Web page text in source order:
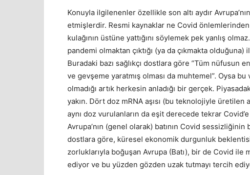
Konuyla ilgilenenler özellikle son altı aydır
etmişlerdir. Resmi kaynaklar ne Covid önlemlerinden
kulağının üstüne yattığını söylemek pek yanlış
pandemi olmaktan çıktığı (ya da çıkmakta olduğuna)
Buradaki bazı sağlıkçı dostlara göre “Tüm nüfusun
ve gevşeme yaratmış olması da muhtemel”. Oysa
olmadığı artık herkesin anladığı bir gerçek.
yakın. Dört doz mRNA aşısı (bu teknolojiyle üretilen
aynı doz vurulanların da eşit derecede tekrar
Avrupa’nın (genel olarak) batının Covid
dostlara göre, küresel ekonomik durgunluk
zorluklarıyla boğuşan Avrupa (Batı), bir de Covid
ediyor ve bu yüzden gözden uzak tutmayı tercih